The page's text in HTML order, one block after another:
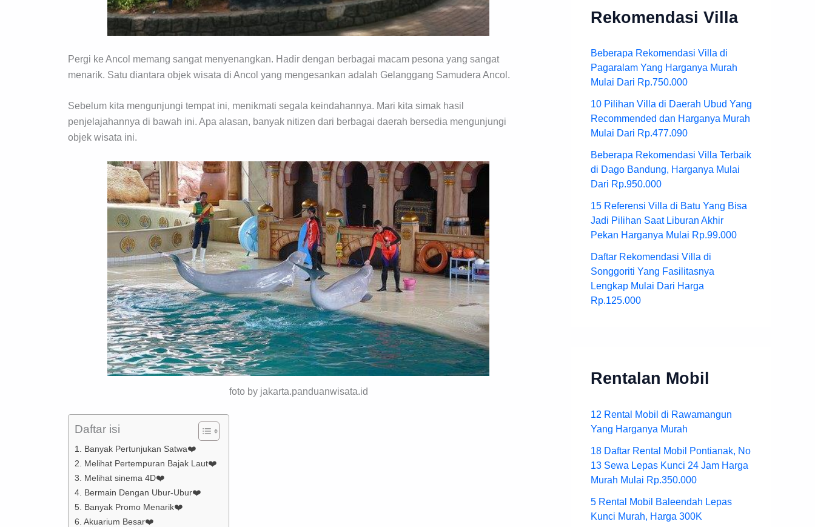
Pergi ke Ancol memang sangat menyenangkan. Hadir dengan berbagai macam pesona yang sangat
menarik. Satu diantara objek wisata di Ancol yang mengesankan adalah Gelanggang Samudera Ancol.
Sebelum kita mengunjungi tempat ini, menikmati segala keindahannya. Mari kita simak hasil
penjelajahannya di bawah ini. Apa alasan, banyak nitizen dari berbagai daerah bersedia mengunjungi
objek wisata ini.
foto by jakarta.panduanwisata.id
Daftar isi
1. Banyak Pertunjukan Satwa❤️
2. Melihat Pertempuran Bajak Laut❤️
3. Melihat sinema 4D❤️
4. Bermain Dengan Ubur-Ubur❤️
5. Banyak Promo Menarik❤️
6. Akuarium Besar❤️
Rekomendasi Villa
Beberapa Rekomendasi Villa di
Pagaralam Yang Harganya Murah
Mulai Dari Rp.750.000
10 Pilihan Villa di Daerah Ubud Yang
Recommended dan Harganya Murah
Mulai Dari Rp.477.090
Beberapa Rekomendasi Villa Terbaik
di Dago Bandung, Harganya Mulai
Dari Rp.950.000
15 Referensi Villa di Batu Yang Bisa
Jadi Pilihan Saat Liburan Akhir
Pekan Harganya Mulai Rp.99.000
Daftar Rekomendasi Villa di
Songgoriti Yang Fasilitasnya
Lengkap Mulai Dari Harga
Rp.125.000
Rentalan Mobil
12 Rental Mobil di Rawamangun
Yang Harganya Murah
18 Daftar Rental Mobil Pontianak, No
13 Sewa Lepas Kunci 24 Jam Harga
Murah Mulai Rp.350.000
5 Rental Mobil Baleendah Lepas
Kunci Murah, Harga 300K